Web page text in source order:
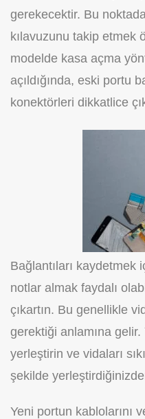
gerekecektir. Bu
kılavuzunu takip etmek
modelde kasa açma
açıldığında, eski portu
konektörleri dikkatlice
Bağlantıları kaydetmek
notlar almak faydalı
çıkartın. Bu genellikle
gerektiği anlamına
yerleştirin ve vidaları
şekilde
Yeni portun kablolarını